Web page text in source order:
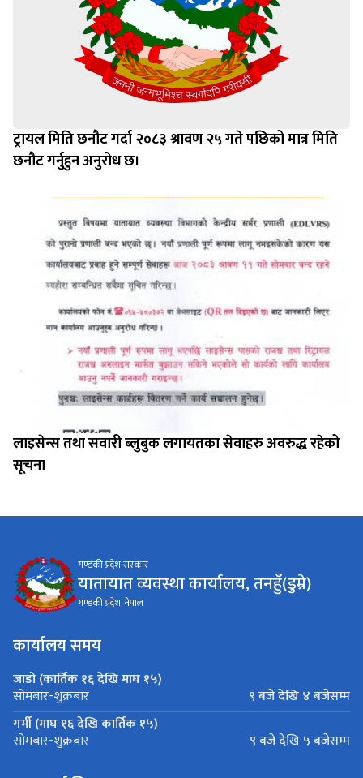
ट्रायल मिति छनौट गर्दा २०८३ श्रावण २५ गते पछिको मात्र मिति
छनौट गर्नुहुन अनुरोध छ।
लाइसेन्स तथा सवारी ब्लुबुक लगायतका सेवाहरु अवरुद्ध रहेको
सूचना
गण्डकी प्रदेश सरकार
यातायात व्यवस्था कार्यालय, तनहुँ(डुम्रे)
गण्डकी प्रदेश, नेपाल
कार्यालय समय
जाडो (कार्तिक १६ देखि माघ १५)
सोमबार-शुक्रबार
९ बजे देखि ४ बजेसम्म
गर्मी (माघ १६ देखि कार्तिक १५)
सोमबार-शुक्रबार ९ बजे देखि ५ बजेसम्म